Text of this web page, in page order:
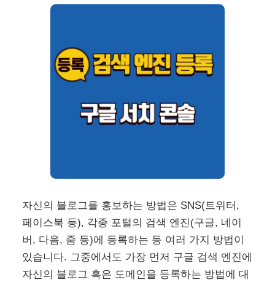
자신의 블로그를 홍보하는 방법은 SNS(트위터,
페이스북 등), 각종 포털의 검색 엔진(구글, 네이
버, 다음, 줌 등)에 등록하는 등 여러 가지 방법이
있습니다. 그중에서도 가장 먼저 구글 검색 엔진에
자신의 블로그 혹은 도메인을 등록하는 방법에 대